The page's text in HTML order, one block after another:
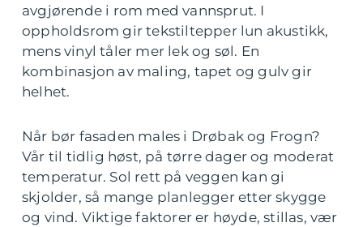
avgjørende i rom med vannsprut. I
oppholdsrom gir tekstiltepper lun akustikk,
mens vinyl tåler mer lek og søl. En
kombinasjon av maling, tapet og gulv gir
helhet.
Når bør fasaden males i Drøbak og Frogn?
Vår til tidlig høst, på tørre dager og moderat
temperatur. Sol rett på veggen kan gi
skjolder, så mange planlegger etter skygge
og vind. Viktige faktorer er høyde, stillas, vær